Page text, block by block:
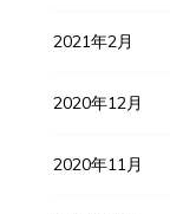
2021年2月
2020年12月
2020年11月